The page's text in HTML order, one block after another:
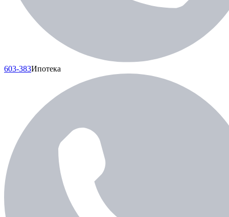
603-383Ипотека